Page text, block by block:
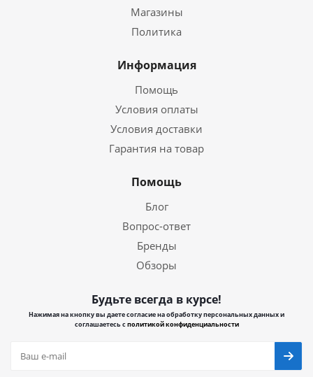
Магазины
Политика
Информация
Помощь
Условия оплаты
Условия доставки
Гарантия на товар
Помощь
Блог
Вопрос-ответ
Бренды
Обзоры
Будьте всегда в курсе!
Нажимая на кнопку вы даете согласие на обработку персональных данных и
соглашаетесь сполитикой конфиденциальности